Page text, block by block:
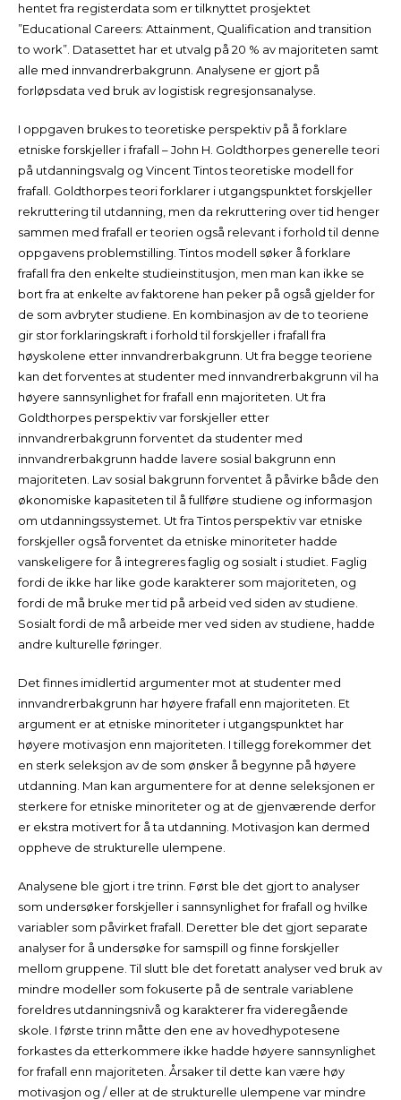
hentet fra registerdata som er tilknyttet prosjektet
”Educational Careers: Attainment, Qualification and transition
to work”. Datasettet har et utvalg på 20 % av majoriteten samt
alle med innvandrerbakgrunn. Analysene er gjort på
forløpsdata ved bruk av logistisk regresjonsanalyse.
I oppgaven brukes to teoretiske perspektiv på å forklare
etniske forskjeller i frafall – John H. Goldthorpes generelle teori
på utdanningsvalg og Vincent Tintos teoretiske modell for
frafall. Goldthorpes teori forklarer i utgangspunktet forskjeller
rekruttering til utdanning, men da rekruttering over tid henger
sammen med frafall er teorien også relevant i forhold til denne
oppgavens problemstilling. Tintos modell søker å forklare
frafall fra den enkelte studieinstitusjon, men man kan ikke se
bort fra at enkelte av faktorene han peker på også gjelder for
de som avbryter studiene. En kombinasjon av de to teoriene
gir stor forklaringskraft i forhold til forskjeller i frafall fra
høyskolene etter innvandrerbakgrunn. Ut fra begge teoriene
kan det forventes at studenter med innvandrerbakgrunn vil ha
høyere sannsynlighet for frafall enn majoriteten. Ut fra
Goldthorpes perspektiv var forskjeller etter
innvandrerbakgrunn forventet da studenter med
innvandrerbakgrunn hadde lavere sosial bakgrunn enn
majoriteten. Lav sosial bakgrunn forventet å påvirke både den
økonomiske kapasiteten til å fullføre studiene og informasjon
om utdanningssystemet. Ut fra Tintos perspektiv var etniske
forskjeller også forventet da etniske minoriteter hadde
vanskeligere for å integreres faglig og sosialt i studiet. Faglig
fordi de ikke har like gode karakterer som majoriteten, og
fordi de må bruke mer tid på arbeid ved siden av studiene.
Sosialt fordi de må arbeide mer ved siden av studiene, hadde
andre kulturelle føringer.
Det finnes imidlertid argumenter mot at studenter med
innvandrerbakgrunn har høyere frafall enn majoriteten. Et
argument er at etniske minoriteter i utgangspunktet har
høyere motivasjon enn majoriteten. I tillegg forekommer det
en sterk seleksjon av de som ønsker å begynne på høyere
utdanning. Man kan argumentere for at denne seleksjonen er
sterkere for etniske minoriteter og at de gjenværende derfor
er ekstra motivert for å ta utdanning. Motivasjon kan dermed
oppheve de strukturelle ulempene.
Analysene ble gjort i tre trinn. Først ble det gjort to analyser
som undersøker forskjeller i sannsynlighet for frafall og hvilke
variabler som påvirket frafall. Deretter ble det gjort separate
analyser for å undersøke for samspill og finne forskjeller
mellom gruppene. Til slutt ble det foretatt analyser ved bruk av
mindre modeller som fokuserte på de sentrale variablene
foreldres utdanningsnivå og karakterer fra videregående
skole. I første trinn måtte den ene av hovedhypotesene
forkastes da etterkommere ikke hadde høyere sannsynlighet
for frafall enn majoriteten. Årsaker til dette kan være høy
motivasjon og / eller at de strukturelle ulempene var mindre